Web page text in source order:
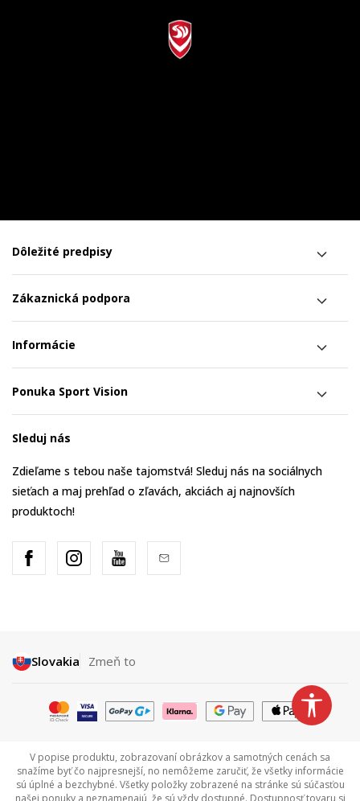
Dôležité predpisy
Zákaznická podpora
Informácie
Ponuka Sport Vision
Sleduj nás
Zdieľame s tebou naše tajomstvá! Sleduj nás na sociálnych
sieťach a maj prehľad o zľavách, akciách aj najnovších
produktoch!
Slovakia Zmeň to
V popise produktu, zobrazovaní obrázkov a samotných cenách sa
snažíme byť čo najpresnejší, no nemôžeme zaručiť, že všetky informácie
sú úplné a bezchybné. Všetky položky zobrazené na stránke sú súčasťou